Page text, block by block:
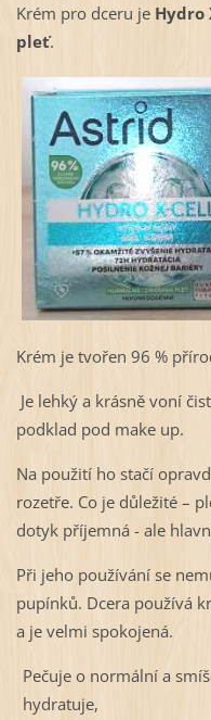
Krém pro dceru je Hydro
pleť.
Krém je tvořen 96 %
Je lehký a krásně voní
podklad pod make up.
Na použití ho stačí
rozetře. Co je důležité –
dotyk příjemná - ale
Při jeho používání se
pupínků. Dcera používá
a je velmi spokojená.
Pečuje o normální a
hydratuje,